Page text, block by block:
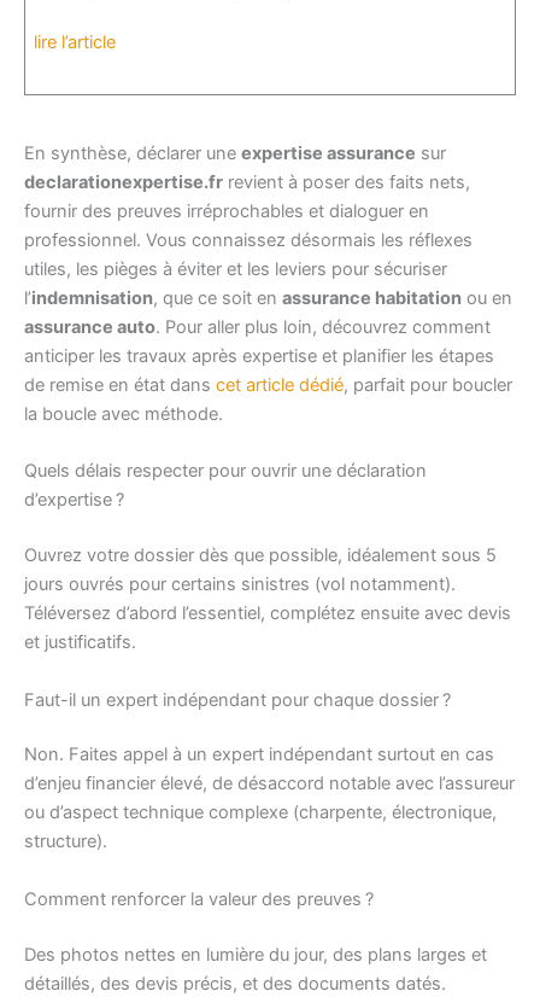
lire l’article
En synthèse, déclarer une expertise assurance sur
declarationexpertise.fr revient à poser des faits nets,
fournir des preuves irréprochables et dialoguer en
professionnel. Vous connaissez désormais les réflexes
utiles, les pièges à éviter et les leviers pour sécuriser
l’indemnisation, que ce soit en assurance habitation ou en
assurance auto. Pour aller plus loin, découvrez comment
anticiper les travaux après expertise et planifier les étapes
de remise en état dans cet article dédié, parfait pour boucler
la boucle avec méthode.
Quels délais respecter pour ouvrir une déclaration
d’expertise ?
Ouvrez votre dossier dès que possible, idéalement sous 5
jours ouvrés pour certains sinistres (vol notamment).
Téléversez d’abord l’essentiel, complétez ensuite avec devis
et justificatifs.
Faut-il un expert indépendant pour chaque dossier ?
Non. Faites appel à un expert indépendant surtout en cas
d’enjeu financier élevé, de désaccord notable avec l’assureur
ou d’aspect technique complexe (charpente, électronique,
structure).
Comment renforcer la valeur des preuves ?
Des photos nettes en lumière du jour, des plans larges et
détaillés, des devis précis, et des documents datés.